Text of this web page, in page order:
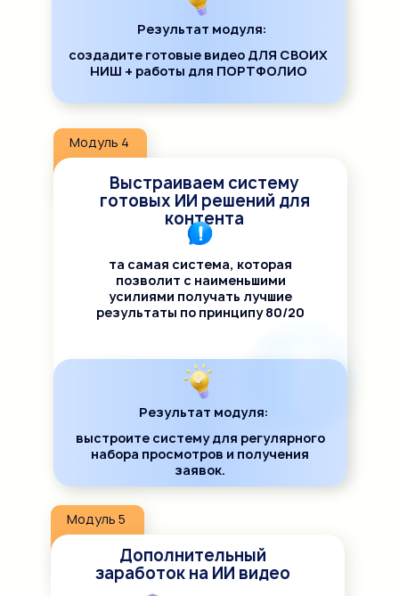
Дополнительный
заработок на ИИ видео
Модуль 5
Результат модуля:
создадите готовые видео ДЛЯ СВОИХ
НИШ + работы для ПОРТФОЛИО
Выстраиваем систему
готовых ИИ решений для
контента
Модуль 4
Результат модуля:
выстроите систему для регулярного
набора просмотров и получения
заявок.
та самая система, которая
позволит с наименьшими
усилиями получать лучшие
результаты по принципу 80/20